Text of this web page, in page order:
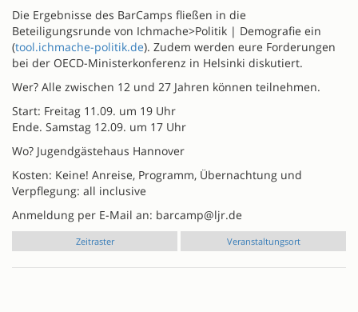
Die Ergebnisse des BarCamps fließen in die
Beteiligungsrunde von Ichmache>Politik | Demografie ein
(tool.ichmache-politik.de). Zudem werden eure Forderungen
bei der OECD-Ministerkonferenz in Helsinki diskutiert.
Wer? Alle zwischen 12 und 27 Jahren können teilnehmen.
Start: Freitag 11.09. um 19 Uhr
Ende. Samstag 12.09. um 17 Uhr
Wo? Jugendgästehaus Hannover
Kosten: Keine! Anreise, Programm, Übernachtung und
Verpflegung: all inclusive
Anmeldung per E-Mail an: barcamp@ljr.de
Zeitraster Veranstaltungsort